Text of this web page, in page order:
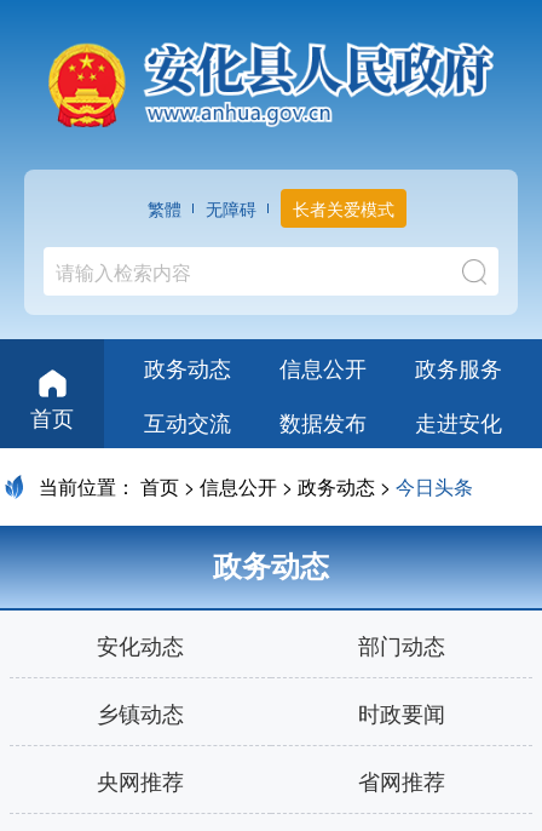
繁體 无障碍 长者关爱模式
首页
政务动态 信息公开
政务服务
互动交流
数据发布 走进安化
当前位置： 首页 > 信息公开 > 政务动态 > 今日头条
政务动态
安化动态 部门动态
乡镇动态 时政要闻
央网推荐 省网推荐